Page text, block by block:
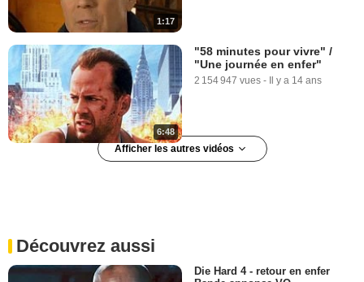
1:17
6:48
"58 minutes pour vivre" /
"Une journée en enfer"
2 154 947 vues - Il y a 14 ans
Afficher les autres vidéos
2:11
Découvrez aussi
Die Hard 4 - retour en enfer